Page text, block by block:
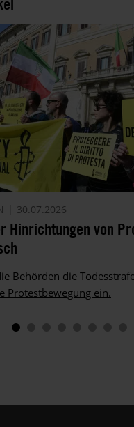
30.07.2026
Hinrichtungen von
Behörden die
Protestbewegung ein.